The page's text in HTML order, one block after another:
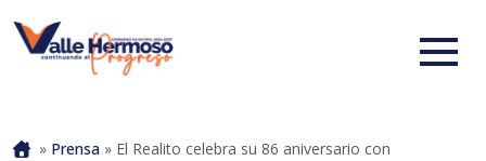
Portada
» Prensa » El Realito celebra su 86 aniversario con